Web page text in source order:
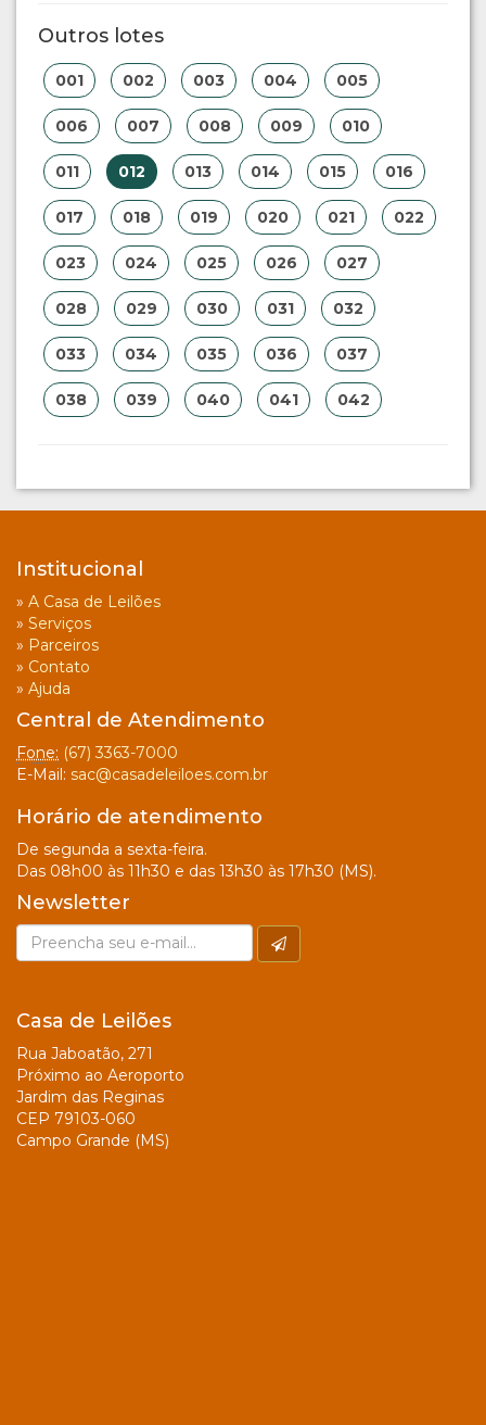
Outros lotes
001 002 003 004 005
006 007 008 009 010
011 012 013 014 015 016
017 018 019 020 021 022
023 024 025 026 027
028 029 030 031 032
033 034 035 036 037
038 039 040 041 042
Institucional
» A Casa de Leilões
» Serviços
» Parceiros
» Contato
» Ajuda
Central de Atendimento
Fone: (67) 3363-7000
E-Mail: sac@casadeleiloes.com.br
Horário de atendimento
De segunda a sexta-feira.
Das 08h00 às 11h30 e das 13h30 às 17h30 (MS).
Newsletter
Casa de Leilões
Rua Jaboatão, 271
Próximo ao Aeroporto
Jardim das Reginas
CEP 79103-060
Campo Grande (MS)